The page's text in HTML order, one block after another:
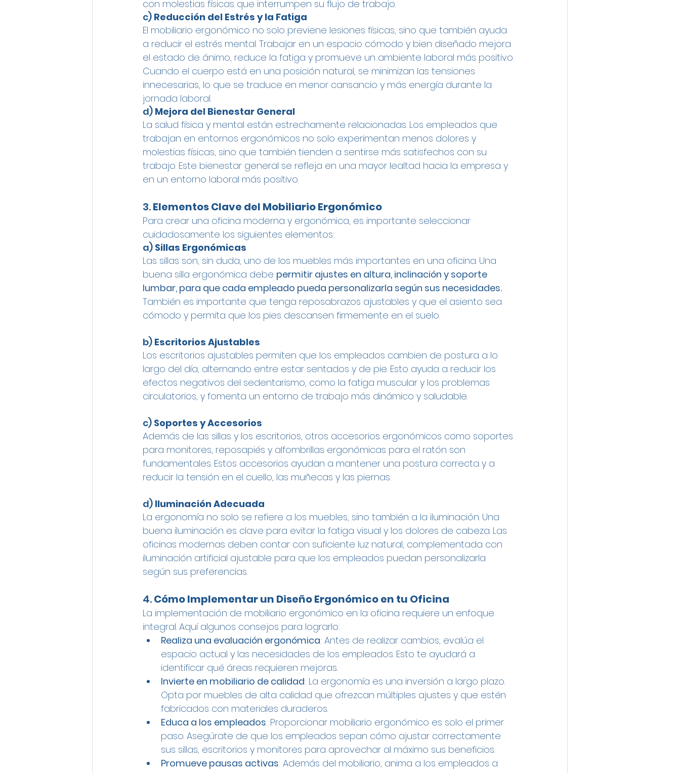
con molestias físicas que interrumpen su flujo de trabajo.
c) Reducción del Estrés y la Fatiga
El mobiliario ergonómico no solo previene lesiones físicas, sino que también ayuda
a reducir el estrés mental. Trabajar en un espacio cómodo y bien diseñado mejora
el estado de ánimo, reduce la fatiga y promueve un ambiente laboral más positivo.
Cuando el cuerpo está en una posición natural, se minimizan las tensiones
innecesarias, lo que se traduce en menor cansancio y más energía durante la
jornada laboral.
d) Mejora del Bienestar General
La salud física y mental están estrechamente relacionadas. Los empleados que
trabajan en entornos ergonómicos no solo experimentan menos dolores y
molestias físicas, sino que también tienden a sentirse más satisfechos con su
trabajo. Este bienestar general se refleja en una mayor lealtad hacia la empresa y
en un entorno laboral más positivo.
3. Elementos Clave del Mobiliario Ergonómico
Para crear una oficina moderna y ergonómica, es importante seleccionar
cuidadosamente los siguientes elementos:
a) Sillas Ergonómicas
Las sillas son, sin duda, uno de los muebles más importantes en una oficina. Una
buena silla ergonómica debe permitir ajustes en altura, inclinación y soporte
lumbar, para que cada empleado pueda personalizarla según sus necesidades.
También es importante que tenga reposabrazos ajustables y que el asiento sea
cómodo y permita que los pies descansen firmemente en el suelo.
b) Escritorios Ajustables
Los escritorios ajustables permiten que los empleados cambien de postura a lo
largo del día, alternando entre estar sentados y de pie. Esto ayuda a reducir los
efectos negativos del sedentarismo, como la fatiga muscular y los problemas
circulatorios, y fomenta un entorno de trabajo más dinámico y saludable.
c) Soportes y Accesorios
Además de las sillas y los escritorios, otros accesorios ergonómicos como soportes
para monitores, reposapiés y alfombrillas ergonómicas para el ratón son
fundamentales. Estos accesorios ayudan a mantener una postura correcta y a
reducir la tensión en el cuello, las muñecas y las piernas.
d) Iluminación Adecuada
La ergonomía no solo se refiere a los muebles, sino también a la iluminación. Una
buena iluminación es clave para evitar la fatiga visual y los dolores de cabeza. Las
oficinas modernas deben contar con suficiente luz natural, complementada con
iluminación artificial ajustable para que los empleados puedan personalizarla
según sus preferencias.
4. Cómo Implementar un Diseño Ergonómico en tu Oficina
La implementación de mobiliario ergonómico en la oficina requiere un enfoque
integral. Aquí algunos consejos para lograrlo:
Realiza una evaluación ergonómica: Antes de realizar cambios, evalúa el
espacio actual y las necesidades de los empleados. Esto te ayudará a
identificar qué áreas requieren mejoras.
Invierte en mobiliario de calidad: La ergonomía es una inversión a largo plazo.
Opta por muebles de alta calidad que ofrezcan múltiples ajustes y que estén
fabricados con materiales duraderos.
Educa a los empleados: Proporcionar mobiliario ergonómico es solo el primer
paso. Asegúrate de que los empleados sepan cómo ajustar correctamente
sus sillas, escritorios y monitores para aprovechar al máximo sus beneficios.
Promueve pausas activas: Además del mobiliario, anima a los empleados a